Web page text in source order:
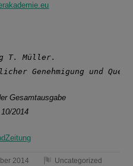
T. Müller.
Genehmigung und
Gesamtausgabe
2014
2014
Uncategorized